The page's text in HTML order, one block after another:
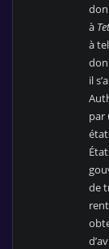
à
à
il
par
de